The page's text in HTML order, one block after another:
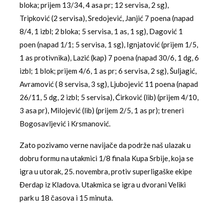
bloka; prijem 13/34, 4 asa pr; 12 servisa, 2 sg),
Tripković (2 servisa), Sredojević, Janjić 7 poena (napad
8/4, 1 izbl; 2 bloka; 5 servisa, 1 as, 1 sg), Dagović 1
poen (napad 1/1; 5 servisa, 1 sg), Ignjatović (prijem 1/5,
1 as protivnika), Lazić (kap) 7 poena (napad 30/6, 1 dg, 6
izbl; 1 blok; prijem 4/6, 1 as pr; 6 servisa, 2 sg), Šuljagić,
Avramović ( 8 servisa, 3 sg), Ljubojević 11 poena (napad
26/11, 5 dg, 2 izbl; 5 servisa), Ćirković (lib) (prijem 4/10,
3 asa pr), Milojević (lib) (prijem 2/5, 1 as pr); treneri
Bogosavljević i Krsmanović.
Zato pozivamo verne navijače da podrže naš ulazak u
dobru formu na utakmici 1/8 finala Kupa Srbije, koja se
igra u utorak, 25. novembra, protiv superligaške ekipe
Đerdap iz Kladova. Utakmica se igra u dvorani Veliki
park u 18 časova i 15 minuta.